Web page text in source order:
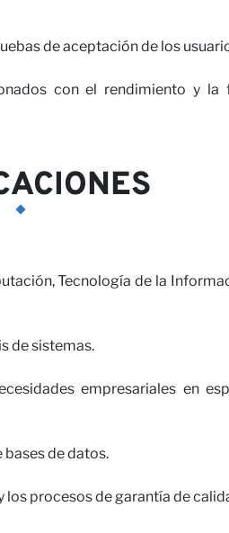
de aceptación de los
con el rendimiento y la
Tecnología de la
de sistemas.
empresariales en
de datos.
procesos de garantía de